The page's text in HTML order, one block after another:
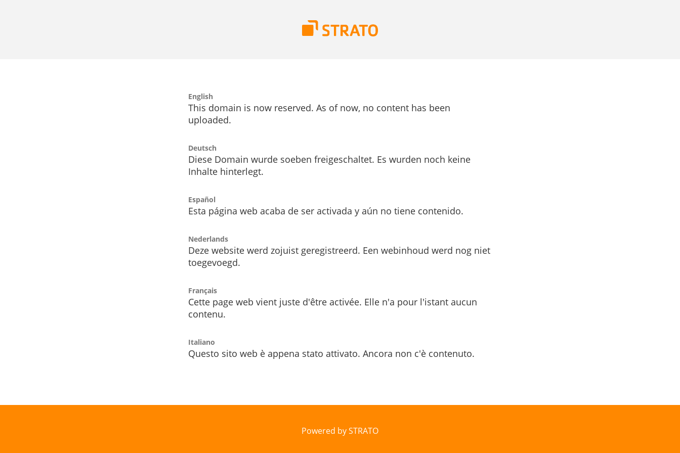
English
This domain is now reserved. As of now, no content has been
uploaded.
Deutsch
Diese Domain wurde soeben freigeschaltet. Es wurden noch keine
Inhalte hinterlegt.
Español
Esta página web acaba de ser activada y aún no tiene contenido.
Nederlands
Deze website werd zojuist geregistreerd. Een webinhoud werd nog niet
toegevoegd.
Français
Cette page web vient juste d'être activée. Elle n'a pour l'istant aucun
contenu.
Italiano
Questo sito web è appena stato attivato. Ancora non c'è contenuto.
Powered by STRATO